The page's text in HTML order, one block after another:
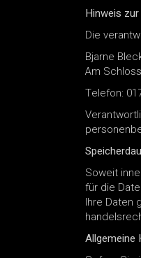
Hinweis
Die
Bjarne
Am
Telefon:
Soweit
für die
Ihre Daten
Allgemeine